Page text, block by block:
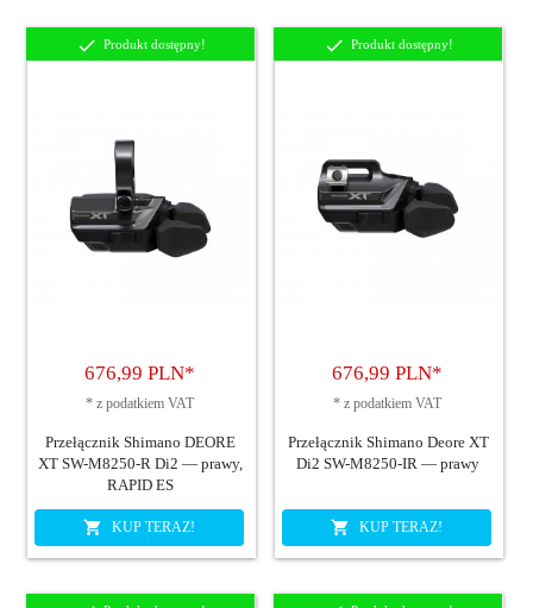
Produkt dostępny!
676,99 PLN*
* z podatkiem VAT
Przełącznik Shimano DEORE
XT SW-M8250-R Di2 — prawy,
RAPID ES
KUP TERAZ!
Produkt dostępny!
676,99 PLN*
* z podatkiem VAT
Przełącznik Shimano Deore XT
Di2 SW-M8250-IR — prawy
KUP TERAZ!